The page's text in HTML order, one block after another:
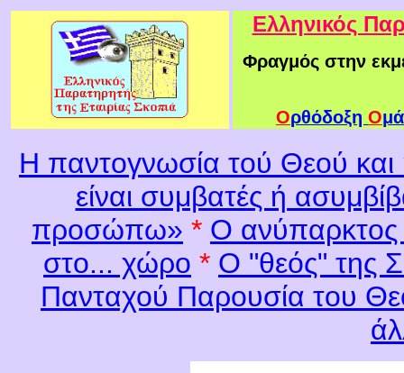
Ελληνικός
Φραγμός στην
Ορθόδοξη Ο
Η παντογνωσία τού Θεού
είναι συμβατές ή
προσώπω» * Ο ανύπαρκτος
στο... χώρο * Ο "θεός" της
Πανταχού Παρουσία του